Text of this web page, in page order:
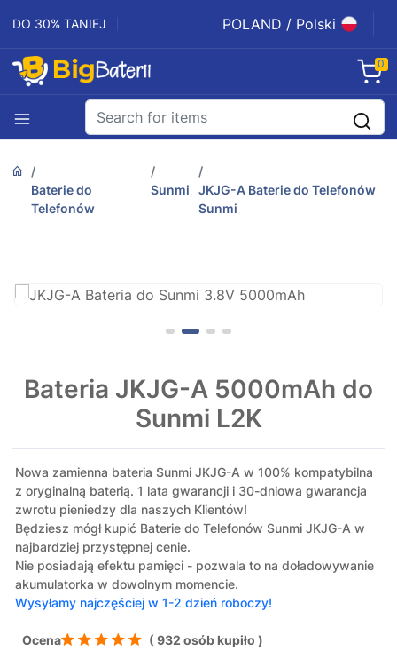
DO 30% TANIEJ POLAND / Polski
0
Baterie do
Telefonów
Sunmi
JKJG-A Baterie do Telefonów
Sunmi
Bateria JKJG-A 5000mAh do
Sunmi L2K
Nowa zamienna bateria Sunmi JKJG-A w 100% kompatybilna
z oryginalną baterią. 1 lata gwarancji i 30-dniowa gwarancja
zwrotu pieniedzy dla naszych Klientów!
Będziesz mógł kupić Baterie do Telefonów Sunmi JKJG-A w
najbardziej przystępnej cenie.
Nie posiadają efektu pamięci - pozwala to na doładowywanie
akumulatorka w dowolnym momencie.
Wysyłamy najczęściej w 1-2 dzień roboczy!
Ocena ( 932 osób kupiło )